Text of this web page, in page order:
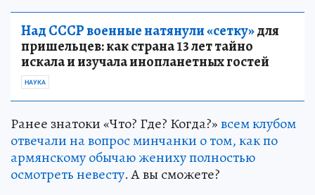
Над СССР военные натянули «сетку»для
пришельцев: как страна 13 лет тайно
искала и изучала инопланетных гостей
НАУКА
Ранее знатоки «Что? Где? Когда?»всем клубом
отвечали на вопрос минчанки о том, как по
армянскому обычаю жениху полностью
осмотреть невесту. А вы сможете?